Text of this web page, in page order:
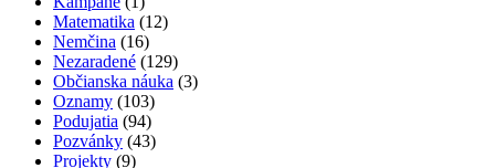
Matematika (12)
Nemčina (16)
Nezaradené (129)
Občianska náuka (3)
Oznamy (103)
Podujatia (94)
Pozvánky (43)
Projekty (9)